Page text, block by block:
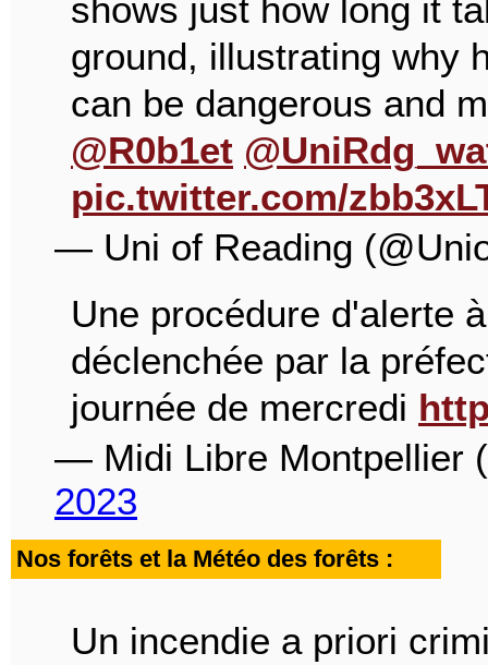
shows just how long it
ground, illustrating why
can be dangerous and
@R0b1et
pic.twitter.com/
— Uni of Reading
Une procédure d'alerte
déclenchée par la
journée de mercredi
— Midi Libre Montpellier
2023
Nos forêts et la Météo des forêts :
Un incendie a priori